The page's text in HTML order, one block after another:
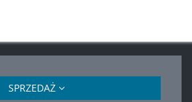
SPRZEDAŻ